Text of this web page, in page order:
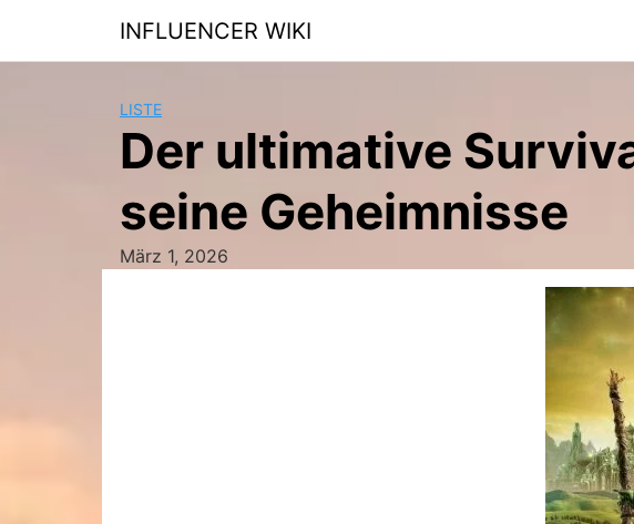
content
INFLUENCER WIKI
LISTE
Der ultimative
seine Geheimnisse
März 1, 2026